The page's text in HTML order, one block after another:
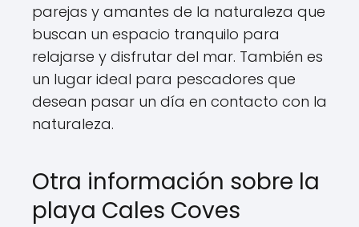
parejas y amantes de la naturaleza que
buscan un espacio tranquilo para
relajarse y disfrutar del mar. También es
un lugar ideal para pescadores que
desean pasar un día en contacto con la
naturaleza.
Otra información sobre la
playa Cales Coves